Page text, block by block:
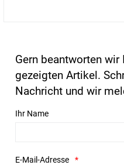
Gern beantworten wir
gezeigten Artikel.
Nachricht und wir
Ihr Name
E-Mail-Adresse